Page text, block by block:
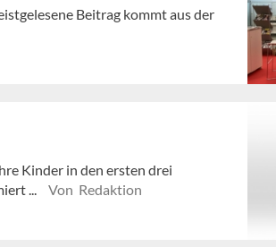
Beitrag kommt aus der
Kinder in den ersten drei
...
Von Redaktion